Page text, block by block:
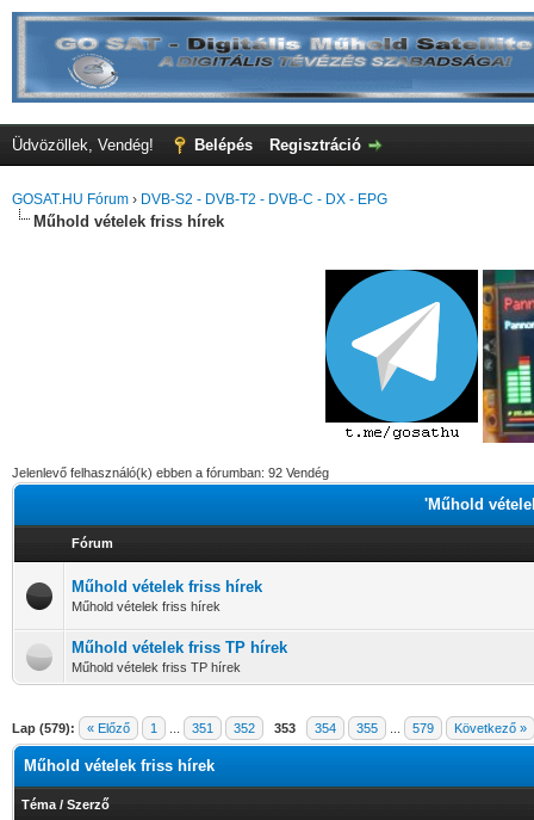
Üdvözöllek, Vendég! Belépés Regisztráció
GOSAT.HU Fórum › DVB-S2 - DVB-T2 - DVB-C - DX - EPG
Műhold vételek friss hírek
Jelenlevő felhasználó(k) ebben a fórumban: 92 Vendég
'Műhold
Fórum
Műhold vételek friss hírek
Műhold vételek friss hírek
Műhold vételek friss TP hírek
Műhold vételek friss TP hírek
Lap (579): « Előző 1 351 352 353 354 355 579 Következő »
Műhold vételek friss hírek
Téma / Szerző